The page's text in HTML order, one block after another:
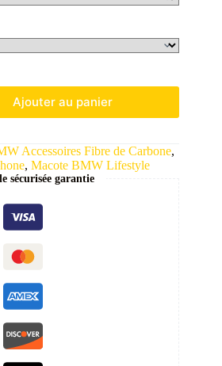
Ajouter au panier
Accessoires Fibre de Carbone,
, Macote BMW Lifestyle
sécurisée garantie